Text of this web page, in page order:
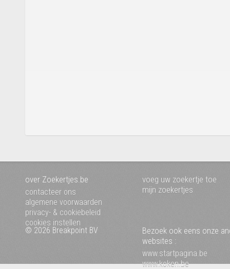
over Zoekertjes.be
contacteer ons
algemene voorwaarden
privacy- & cookiebeleid
cookies instellen
voeg uw zoekertje toe
mijn zoekertjes
© 2026 Breakpoint BV
Bezoek ook eens onze
websites :
www.startpagina.be
www.koken.be